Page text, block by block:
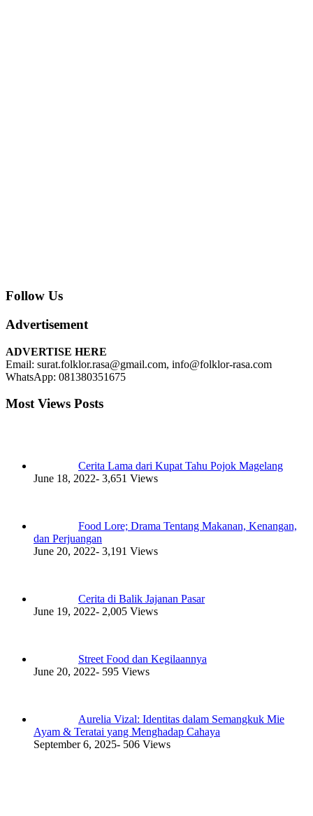
Follow Us
Advertisement
ADVERTISE HERE
Email: surat.folklor.rasa@gmail.com, info@folklor-rasa.com
WhatsApp: 081380351675
Most Views Posts
Cerita Lama dari Kupat Tahu Pojok Magelang
June 18, 2022- 3,651 Views
Food Lore; Drama Tentang Makanan, Kenangan,
dan Perjuangan
June 20, 2022- 3,191 Views
Cerita di Balik Jajanan Pasar
June 19, 2022- 2,005 Views
Street Food dan Kegilaannya
June 20, 2022- 595 Views
Aurelia Vizal: Identitas dalam Semangkuk Mie
Ayam & Teratai yang Menghadap Cahaya
September 6, 2025- 506 Views